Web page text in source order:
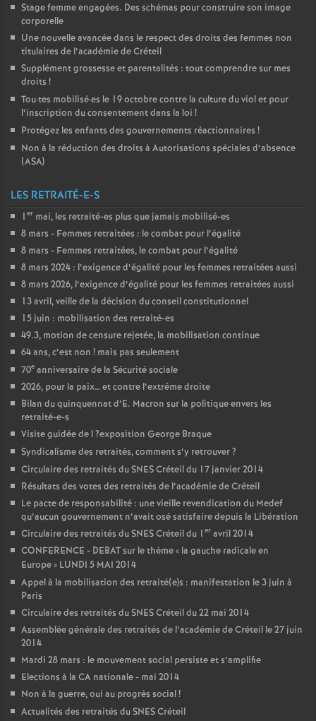
Stage femme engagées. Des schémas pour construire son image
corporelle
Une nouvelle avancée dans le respect des droits des femmes non
titulaires de l’académie de Créteil
Supplément grossesse et parentalités : tout comprendre sur mes
droits !
Tou·tes mobilisé·es le 19 octobre contre la culture du viol et pour
l’inscription du consentement dans la loi !
Protégez les enfants des gouvernements réactionnaires !
Non à la réduction des droits à Autorisations spéciales d’absence
(ASA)
LES RETRAITÉ-E-S
1 er mai, les retraité-es plus que jamais mobilisé-es
8 mars - Femmes retraitées : le combat pour l’égalité
8 mars - Femmes retraitées, le combat pour l’égalité
8 mars 2024 : l’exigence d’égalité pour les femmes retraitées aussi
8 mars 2026, l’exigence d’égalité pour les femmes retraitées aussi
13 avril, veille de la décision du conseil constitutionnel
15 juin : mobilisation des retraité-es
49.3, motion de censure rejetée, la mobilisation continue
64 ans, c’est non ! mais pas seulement
70e anniversaire de la Sécurité sociale
2026, pour la paix… et contre l’extrême droite
Bilan du quinquennat d’E. Macron sur la politique envers les
retraité-e-s
Visite guidée de l?exposition George Braque
Syndicalisme des retraités, comment s’y retrouver?
Circulaire des retraités duSNESCréteil du 17 janvier 2014
Résultats des votes des retraités de l’académie de Créteil
Le pacte de responsabilité : une vieille revendication du Medef
qu’aucun gouvernement n’avait osé satisfaire depuis la Libération
Circulaire des retraités duSNESCréteil du 1 er avril 2014
CONFERENCE - DEBATsur le thème « la gauche radicale en
Europe» LUNDI 5 MAI 2014
Appel à la mobilisation des retraité(e)s : manifestation le 3 juin à
Paris
Circulaire des retraités duSNESCréteil du 22 mai 2014
Assemblée générale des retraités de l’académie de Créteil le 27 juin
2014
Mardi 28 mars : le mouvement social persiste et s’amplifie
Elections à la CA nationale - mai 2014
Non à la guerre, oui au progrès social!
Actualités des retraités duSNESCréteil